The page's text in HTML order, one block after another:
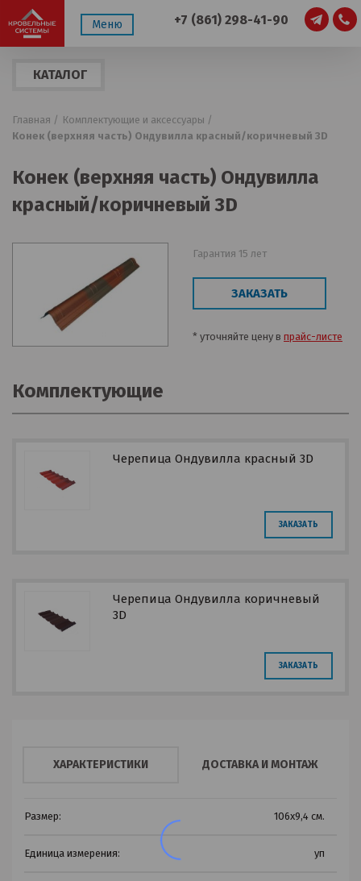
Меню +7 (861) 298-41-90
КАТАЛОГ
Главная / Комплектующие и аксессуары /
Конек (верхняя часть) Ондувилла красный/коричневый 3D
Конек (верхняя часть) Ондувилла
красный/коричневый 3D
Гарантия 15 лет
ЗАКАЗАТЬ
* уточняйте цену в прайс-листе
Комплектующие
Черепица Ондувилла красный 3D
ЗАКАЗАТЬ
Черепица Ондувилла коричневый
3D
ЗАКАЗАТЬ
ХАРАКТЕРИСТИКИ ДОСТАВКА И МОНТАЖ
Размер: 106х9,4 см.
Единица измерения: уп